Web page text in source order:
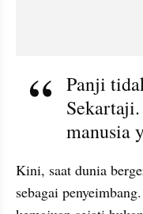
Panji
manusia
Kini, saat dunia
sebagai